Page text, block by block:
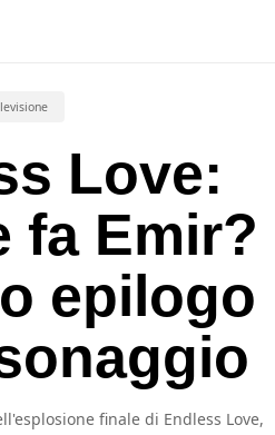
Love:
fa Emir?
epilogo
finale di Endless Love,